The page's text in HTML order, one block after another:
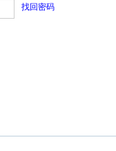
找回密码